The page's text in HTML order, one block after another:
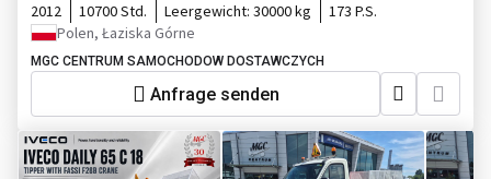
2012 10700 Std. Leergewicht: 30000 kg
173 P.S.
Polen, Łaziska Górne
MGC CENTRUM SAMOCHODOW DOSTAWCZYCH
Anfrage senden